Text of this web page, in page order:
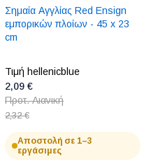
Σημαία Αγγλίας Red Ensign
εμπορικών πλοίων - 45 x 23
cm
Τιμή hellenicblue
2,09 €
Προτ. Λιανική
2,32 €
Αποστολή σε 1–3
εργάσιμες